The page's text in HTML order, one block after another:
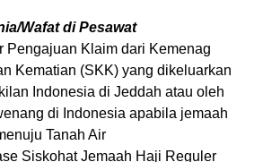
Wafat di Pesawat
Pengajuan Klaim dari Kemenag
Kematian (SKK) yang dikeluarkan
Indonesia di Jeddah atau oleh
di Indonesia apabila jemaah
Tanah Air
Siskohat Jemaah Haji Reguler